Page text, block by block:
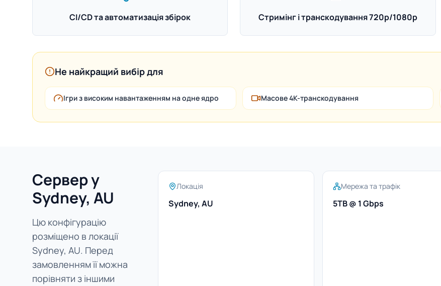
CI/CD та автоматизація збірок Стримінг і транскодування 720p/1080p
Не найкращий вибір для
Ігри з високим навантаженням на одне ядро Масове 4K-транскодування
Сервер у
Sydney, AU
Цю конфігурацію
розміщено в локації
Sydney, AU. Перед
замовленням її можна
порівняти з іншими
Локація
Sydney, AU
Мережа та трафік
5TB @ 1 Gbps